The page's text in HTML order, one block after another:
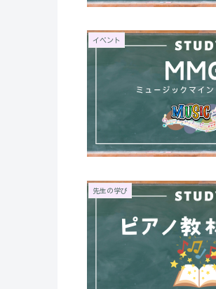
イベント
先生の学び